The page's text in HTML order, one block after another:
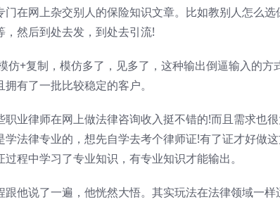
在网上杂交别人的保险知识文章。比如教别人怎么选
然后到处去发，到处去引流!
+复制，模仿多了，见多了，这种输出倒逼输入的方
有了一批比较稳定的客户。
业律师在网上做法律咨询收入挺不错的!而且需求也
法律专业的，想先自学去考个律师证!有了证才好做
程中学习了专业知识，有专业知识才能输出。
他说了一遍，他恍然大悟。其实玩法在法律领域一样